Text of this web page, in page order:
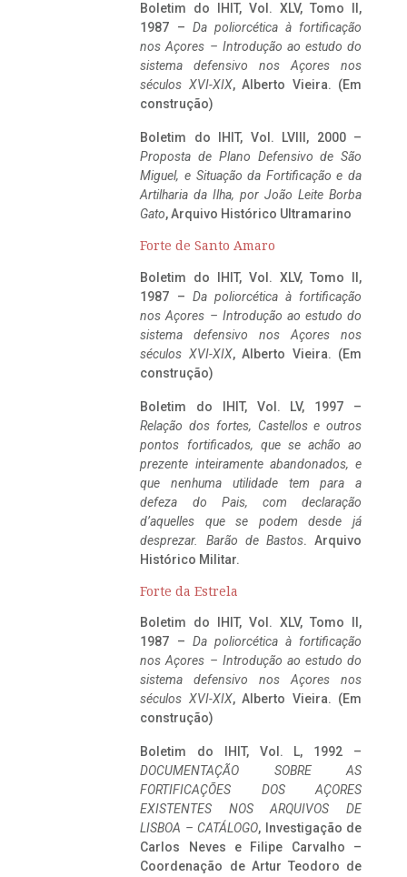
Boletim do IHIT, Vol. XLV, Tomo II,
1987 – Da poliorcética à fortificação
nos Açores – Introdução ao estudo do
sistema defensivo nos Açores nos
séculos XVI-XIX, Alberto Vieira. (Em
construção)
Boletim do IHIT, Vol. LVIII, 2000 –
Proposta de Plano Defensivo de São
Miguel, e Situação da Fortificação e da
Artilharia da Ilha, por João Leite Borba
Gato, Arquivo Histórico Ultramarino
Forte de Santo Amaro
Boletim do IHIT, Vol. XLV, Tomo II,
1987 – Da poliorcética à fortificação
nos Açores – Introdução ao estudo do
sistema defensivo nos Açores nos
séculos XVI-XIX, Alberto Vieira. (Em
construção)
Boletim do IHIT, Vol. LV, 1997 –
Relação dos fortes, Castellos e outros
pontos fortificados, que se achão ao
prezente inteiramente abandonados, e
que nenhuma utilidade tem para a
defeza do Pais, com declaração
d’aquelles que se podem desde já
desprezar. Barão de Bastos. Arquivo
Histórico Militar.
Forte da Estrela
Boletim do IHIT, Vol. XLV, Tomo II,
1987 – Da poliorcética à fortificação
nos Açores – Introdução ao estudo do
sistema defensivo nos Açores nos
séculos XVI-XIX, Alberto Vieira. (Em
construção)
Boletim do IHIT, Vol. L, 1992 –
DOCUMENTAÇÃO SOBRE AS
FORTIFICAÇÕES DOS AÇORES
EXISTENTES NOS ARQUIVOS DE
LISBOA – CATÁLOGO, Investigação de
Carlos Neves e Filipe Carvalho –
Coordenação de Artur Teodoro de